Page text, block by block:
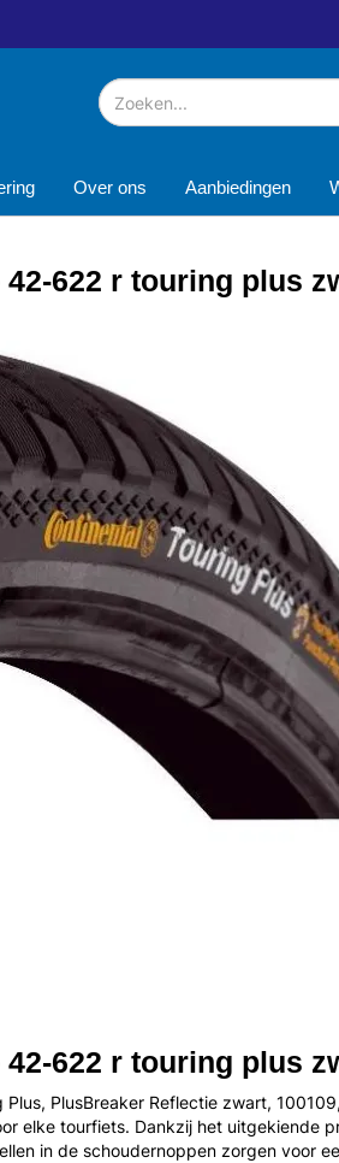
Over ons Aanbiedingen
622 r touring plus
622 r touring plus
PlusBreaker Reflectie zwart,
elke tourfiets. Dankzij het uitgekiende
in de schoudernoppen zorgen voor